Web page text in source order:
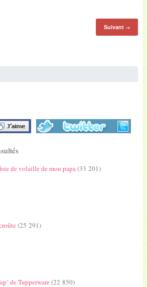
Suivant →
de volaille de mon papa(33 201)
(25 291)
de Tupperware(22 850)